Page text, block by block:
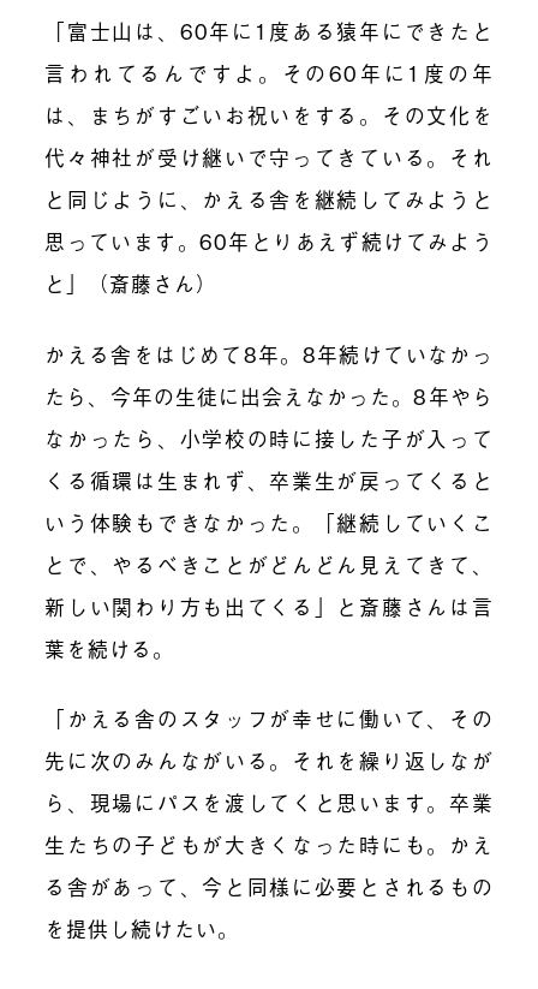
「富士山は、60年に1度ある猿年にできたと
言われてるんですよ。その60年に1度の年
は、まちがすごいお祝いをする。その文化を
代々神社が受け継いで守ってきている。それ
と同じように、かえる舎を継続してみようと
思っています。60年とりあえず続けてみよう
と」（斎藤さん）
かえる舎をはじめて8年。 8年続けていなかっ
たら 、今年の生徒に出会えなかった。8年や ら
なかったら、小学校の時に接した子が入って
くる循環 は生まれず、卒業生が戻ってくると
いう 体験 も できなかった。 「継続していくこ
とで、やるべきことがどんどん見えてき て 、
新しい関わり方も出てくる 」と斎藤さんは言
葉を続ける。
「かえる舎のスタッフが幸せに働いて、その
先に次のみんながいる。それを繰り返しなが
ら、現場にパスを渡してくと思います。卒業
生たちの子どもが大きくなった時にも。かえ
る舎があって、今と同様に必要とされるもの
を提供し続けたい。